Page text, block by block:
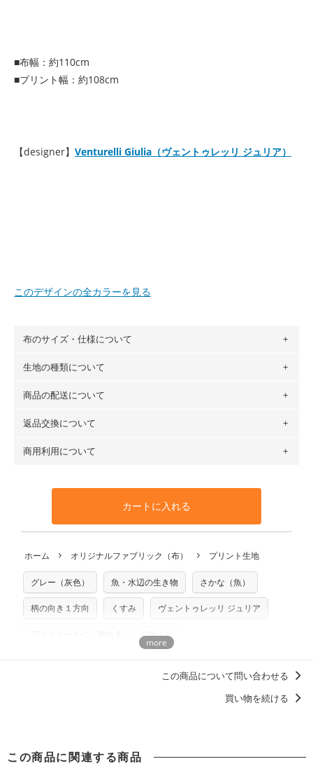
■布幅：約110cm
■プリント幅：約108cm
【designer】 Venturelli Giulia（ヴェントゥレッリ ジュリア）
このデザインの全カラーを見る
布のサイズ・仕様について
布の長さは50cm単位での販売になります。
場合 → 購入数量「7」
※カットを希望の方は備考欄に「50cmずつカット希望」など
ご記載ください（50cm単位でのカットのみ）
プリント布の仕様についてもっと詳しく見る
生地の種類について
・現在、すべてのデザインのプリントに使用している生地は
ットン（ダブルガーゼ）・100％コットン（ローン）・コッ
トンリネン（ビエラ織）・100％コットン（ツイル）・
100％コットン（キャンバス・11号帆布）です。
生地見本サンプル（無料）を購入する
商品の配送について
・ネコポスでの配送は、布は2mまで型紙は2個までとなりま
も送料の表示が600円となり宅急便での配送となります。
となります。
※万が一、検品時に不備が見つかった場合は、4～5営業日後
※土日祝は営業日に含まれません。
※配送日のご指定は承れません。出来上がり次第、順次発送
返品交換について
・布はご注文後に注文数量のみをプリントするため、
購入後
や用尺をお間違えのないようお願いします。思っていた色味
と違う、などの理由での返品は承れません。予めご了承くだ
商用利用について
利用いただけます。「nunocoto fabric使用」といった記載
も不要です。（製品化した際に起こる全ての問題、クレーム
いませんのでご了承ください）
※有料型紙（ホームソーイング型紙シリーズ）および柄がえ
らべるキットに付属された型紙は商用利用できませんのでご
注意ください。型紙自体の転用・販売および型紙を使用して
商用利用についての詳細はこちら
カートに入れる
ホーム オリジナルファブリック（布） プリント生地
グレー（灰色） 魚・水辺の生き物 さかな（魚）
柄の向き１方向 くすみ ヴェントゥレッリ ジュリア
ディティールに「惚れる。」デザイン
この商品について問い合わせる
買い物を続ける
この商品に関連する商品